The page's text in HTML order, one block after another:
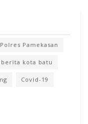
Pamekasan
berita kota batu
Covid-19